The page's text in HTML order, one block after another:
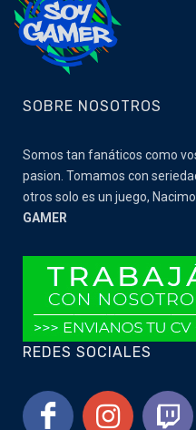
SOBRE NOSOTROS
Somos tan fanáticos como
pasion. Tomamos con
otros solo es un juego,
GAMER
REDES SOCIALES